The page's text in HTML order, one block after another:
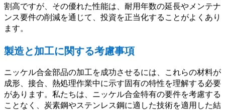
割高ですが、その優れた性能は、耐用年数の延長やメンテナ
ンス要件の削減を通じて、投資を正当化することがよくあり
ます。
製造と加工に関する考慮事項
ニッケル合金部品の加工を成功させるには、これらの材料が
成形、接合、熱処理作業中に示す固有の特性を理解する必要
があります。私たちは、ニッケル合金特有の要件を考慮する
ことなく、炭素鋼やステンレス鋼に適した技術を適用した結